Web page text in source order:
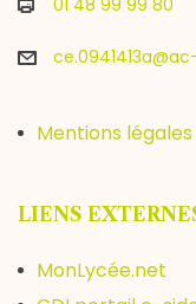
t
i
o
n
01 48 99 99 80
Mentions légales
LIENS
MonLycée.net